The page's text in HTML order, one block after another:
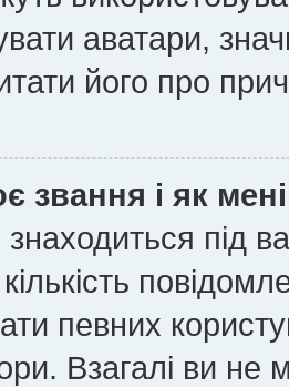
аватари,
його про
звання і як
під
певних
Взагалі ви